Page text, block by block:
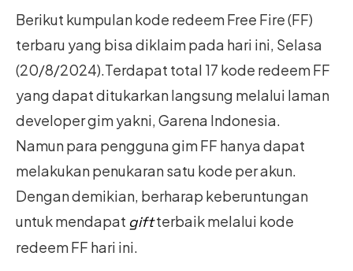
Berikut kumpulan kode redeem Free Fire (FF)
terbaru yang bisa diklaim pada hari ini, Selasa
(20/8/2024).Terdapat total 17 kode redeem FF
yang dapat ditukarkan langsung melalui laman
developer gim yakni, Garena Indonesia.
Namun para pengguna gim FF hanya dapat
melakukan penukaran satu kode per akun.
Dengan demikian, berharap keberuntungan
untuk mendapat giftterbaik melalui kode
redeem FF hari ini.